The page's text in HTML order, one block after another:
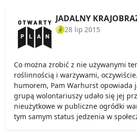
JADALNY
28 lip 2015
Co można zrobić z nie używanymi
roślinnością i warzywami,
humorem, Pam Warhurst opowiada
grupą wolontariuszy udało się jej
nieużytkowe w publiczne ogródki
tym samym status jedzenia w